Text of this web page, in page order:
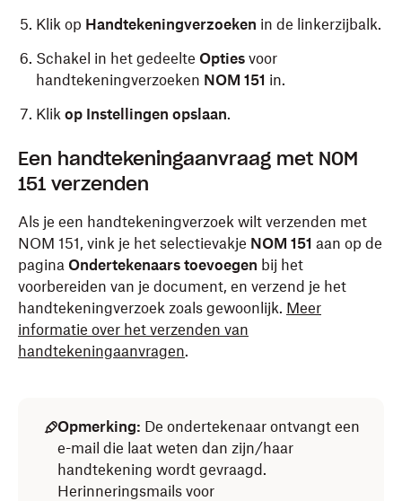
Klik op Handtekeningverzoeken in de linkerzijbalk.
Schakel in het gedeelte Opties voor
handtekeningverzoeken NOM 151 in.
Klik op Instellingen opslaan.
Een handtekeningaanvraag met NOM
151 verzenden
Als je een handtekeningverzoek wilt verzenden met
NOM 151, vink je het selectievakje NOM 151 aan op de
pagina Ondertekenaars toevoegen bij het
voorbereiden van je document, en verzend je het
handtekeningverzoek zoals gewoonlijk. Meer
informatie over het verzenden van
handtekeningaanvragen.
Opmerking: De ondertekenaar ontvangt een
e-mail die laat weten dan zijn/haar
handtekening wordt gevraagd.
Herinneringsmails voor